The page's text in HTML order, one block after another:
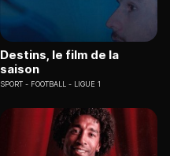
Destins, le film de la
saison
SPORT FOOTBALL - LIGUE 1